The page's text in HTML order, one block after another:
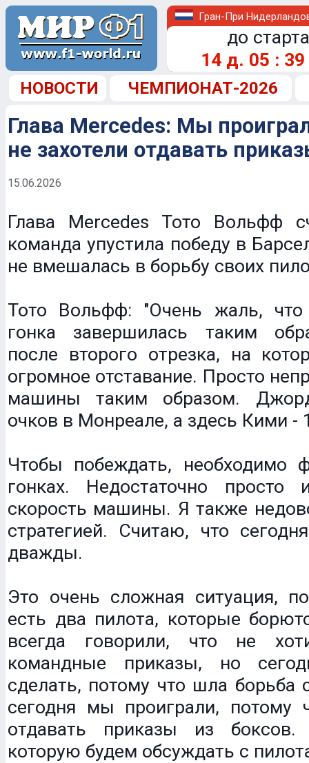
Гран-При
до
14 д. 05 : 39
НОВОСТИ ЧЕМПИОНАТ-2026
Глава Mercedes: Мы
не захотели отдавать
15.06.2026
Глава Mercedes Тото Вольфф
команда упустила победу в
не вмешалась в борьбу своих
Тото Вольфф: "Очень жаль, что
гонка завершилась таким
после второго отрезка, на
огромное отставание. Просто
машины таким образом.
очков в Монреале, а здесь Кими -
Чтобы побеждать, необходимо
гонках. Недостаточно просто
скорость машины. Я также
стратегией. Считаю, что
дважды.
Это очень сложная ситуация,
есть два пилота, которые
всегда говорили, что не
командные приказы, но
сделать, потому что шла
сегодня мы проиграли, потому
отдавать приказы из
которую будем обсуждать с